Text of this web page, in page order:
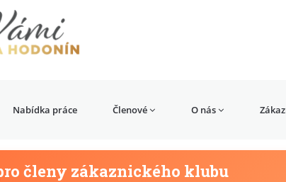
Nabídka práce Členové O nás
členy zákaznického klubu